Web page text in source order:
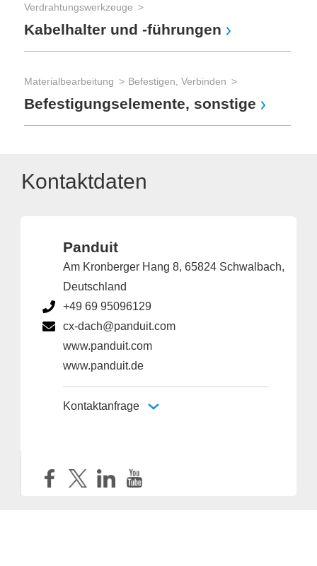
Verdrahtungswerkzeuge
Kabelhalter und -führungen
Materialbearbeitung Befestigen, Verbinden
Befestigungselemente, sonstige
Kontaktdaten
Panduit
Am Kronberger Hang 8, 65824 Schwalbach,
Deutschland
+49 69 95096129
cx-dach@panduit.com
www.panduit.com
www.panduit.de
Kontaktanfrage